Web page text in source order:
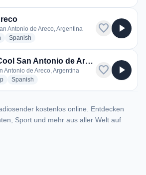
Antonio de Areco, Argentina
radio stations
Spanish
favorite play_arrow
Cadena Cool San Antonio de Areco
Antonio de Areco, Argentina
radio stations
Spanish
favorite play_arrow
kostenlos online. Entdecken
Sport und mehr aus aller Welt auf